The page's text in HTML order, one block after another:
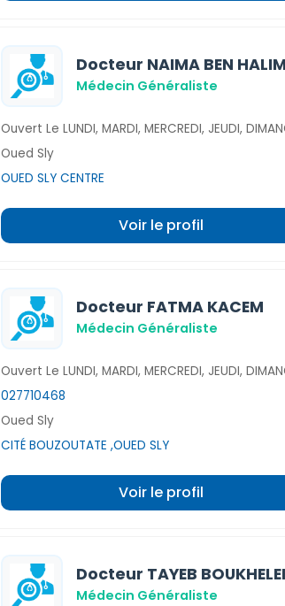
Docteur NAIMA BEN
Médecin Généraliste
Ouvert Le LUNDI, MARDI, MERCREDI, JEUDI,
Oued Sly
OUED SLY CENTRE
Voir le profil
Docteur FATMA KACEM
Médecin Généraliste
Ouvert Le LUNDI, MARDI, MERCREDI, JEUDI,
027710468
Oued Sly
CITÉ BOUZOUTATE ,OUED SLY
Voir le profil
Docteur TAYEB
Médecin Généraliste